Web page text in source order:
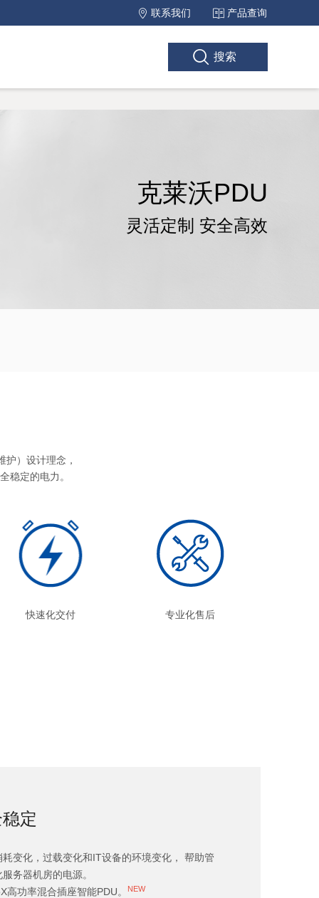
联系我们 产品查询
搜索
克莱沃PDU
灵活定制 安全高效
）设计理念，
稳定的电力。
快速化交付 专业化售后
定
变化，过载变化和IT设备的环境变化， 帮助管
务器机房的电源。
功率混合插座智能PDU。
NEW